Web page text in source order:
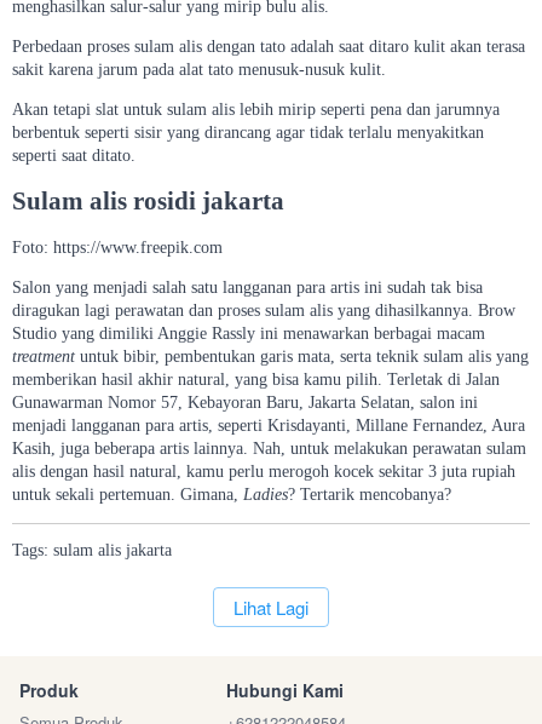
menghasilkan salur-salur yang mirip bulu alis.
Perbedaan proses sulam alis dengan tato adalah saat ditaro kulit akan terasa
sakit karena jarum pada alat tato menusuk-nusuk kulit.
Akan tetapi slat untuk sulam alis lebih mirip seperti pena dan jarumnya
berbentuk seperti sisir yang dirancang agar tidak terlalu menyakitkan
seperti saat ditato.
Sulam alis rosidi jakarta
Foto: https://www.freepik.com
Salon yang menjadi salah satu langganan para artis ini sudah tak bisa
diragukan lagi perawatan dan proses sulam alis yang dihasilkannya. Brow
Studio yang dimiliki Anggie Rassly ini menawarkan berbagai macam
treatment untuk bibir, pembentukan garis mata, serta teknik sulam alis yang
memberikan hasil akhir natural, yang bisa kamu pilih. Terletak di Jalan
Gunawarman Nomor 57, Kebayoran Baru, Jakarta Selatan, salon ini
menjadi langganan para artis, seperti Krisdayanti, Millane Fernandez, Aura
Kasih, juga beberapa artis lainnya. Nah, untuk melakukan perawatan sulam
alis dengan hasil natural, kamu perlu merogoh kocek sekitar 3 juta rupiah
untuk sekali pertemuan. Gimana, Ladies? Tertarik mencobanya?
Tags: sulam alis jakarta
`Lihat Lagi
Produk Hubungi Kami